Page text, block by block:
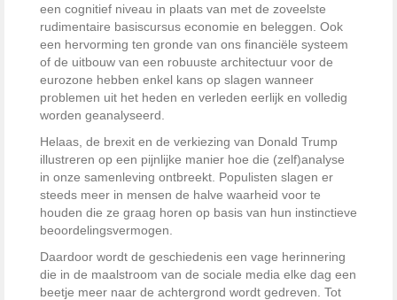
een cognitief niveau in plaats van met de zoveelste
rudimentaire basiscursus economie en beleggen. Ook
een hervorming ten gronde van ons financiële systeem
of de uitbouw van een robuuste architectuur voor de
eurozone hebben enkel kans op slagen wanneer
problemen uit het heden en verleden eerlijk en volledig
worden geanalyseerd.
Helaas, de brexit en de verkiezing van Donald Trump
illustreren op een pijnlijke manier hoe die (zelf)analyse
in onze samenleving ontbreekt. Populisten slagen er
steeds meer in mensen de halve waarheid voor te
houden die ze graag horen op basis van hun instinctieve
beoordelingsvermogen.
Daardoor wordt de geschiedenis een vage herinnering
die in de maalstroom van de sociale media elke dag een
beetje meer naar de achtergrond wordt gedreven. Tot